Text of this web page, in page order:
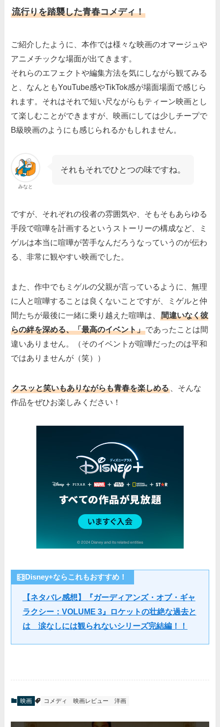
流行りを踏襲した青春コメディ！
ご紹介したように、本作では様々な映画のオマージュや
アニメチックな場面が出てきます。
それらのエフェクトや編集方法を気にしながら観てみる
と、なんともYouTube感やTikTok感が場面場面で感じら
れます。それはそれで短い尺ながらもティーン映画とし
て楽しむことができますが、映画にしては少しチープで
B級映画のようにも感じられるかもしれません。
みなと
それもそれでひとつの味ですね。
ですが、それぞれの役者の雰囲気や、そもそもあらゆる
手段で喧嘩を計画するというストーリーの構成など、ミ
ゲルは本当に喧嘩が苦手なんだろうなっていうのが伝わ
る、非常に観やすい映画でした。
また、作中でもミゲルの父親が言っているように、無理
に人と喧嘩することは良くないことですが、ミゲルと仲
間たちが最後に一緒に乗り越えた喧嘩は、間違いなく彼
らの絆を深める、「最高のイベント」であったことは間
違いありません。（そのイベントが喧嘩だったのは平和
ではありませんが（笑））
クスッと笑いもありながらも青春を楽しめる
、そんな
作品をぜひお楽しみください！
Disney+ならこれもおすすめ！
【ネタバレ感想】『ガーディアンズ・オブ・ギャ
ラクシー：VOLUME 3』ロケットの壮絶な過去と
は 涙なしには観られないシリーズ完結編！！
映画 コメディ 映画レビュー 洋画